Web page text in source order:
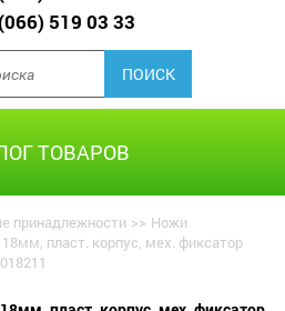
519 03 33
ТОВАРОВ
принадлежности >> Ножи
пласт. корпус, мех. фиксатор